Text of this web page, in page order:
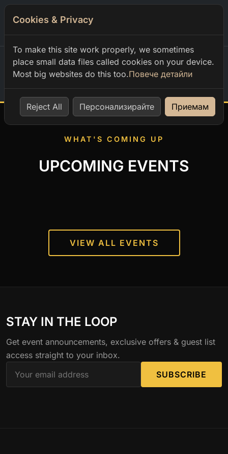
Home
WHAT'S COMING UP
UPCOMING EVENTS
VIEW ALL EVENTS
STAY IN THE LOOP
Get event announcements, exclusive offers & guest list
access straight to your inbox.
SUBSCRIBE
Cookies & Privacy
To make this site work properly, we sometimes
place small data files called cookies on your device.
Most big websites do this too.Повече детайли
Reject All Персонализирайте Приемам